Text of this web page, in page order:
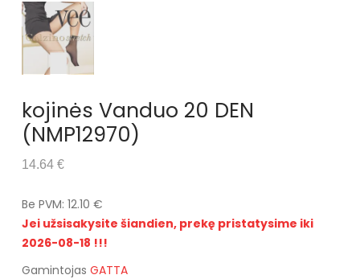
kojinės Vanduo 20 DEN
(NMP12970)
14.64 €
Be PVM: 12.10 €
Jei užsisakysite šiandien, prekę pristatysime iki
2026-08-18 !!!
Gamintojas GATTA